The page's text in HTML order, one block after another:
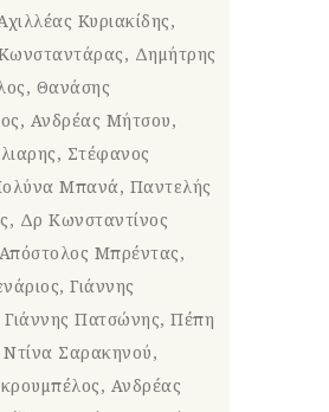
Κυριακίδης,
Δημήτρης
Θανάσης
Ανδρέας Μήτσου,
Στέφανος
Μπανά, Παντελής
Δρ Κωνσταντίνος
Μπρέντας,
Γιάννης
Πατσώνης, Πέπη
Σαρακηνού,
Ανδρέας